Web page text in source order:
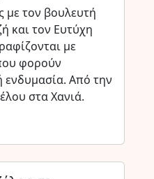
με τον βουλευτή
και τον Ευτύχη
με
φορούν
ενδυμασία. Από την
στα Χανιά.